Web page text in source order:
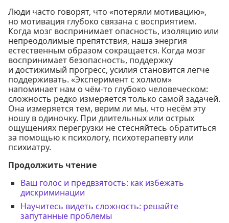
Люди часто говорят, что «потеряли мотивацию»,
но мотивация глубоко связана с восприятием.
Когда мозг воспринимает опасность, изоляцию или
непреодолимые препятствия, наша энергия
естественным образом сокращается. Когда мозг
воспринимает безопасность, поддержку
и достижимый прогресс, усилия становится легче
поддерживать. «Эксперимент с холмом»
напоминает нам о чём-то глубоко человеческом:
сложность редко измеряется только самой задачей.
Она измеряется тем, верим ли мы, что несём эту
ношу в одиночку. При длительных или острых
ощущениях перегрузки не стесняйтесь обратиться
за помощью к психологу, психотерапевту или
психиатру.
Продолжить чтение
Ваш голос и предвзятость: как избежать
дискриминации
Научитесь видеть сложность: решайте
запутанные проблемы